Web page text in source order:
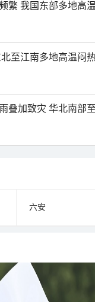
繁 我国东部多地高
至江南多地高温闷
叠加致灾 华北南部
六安